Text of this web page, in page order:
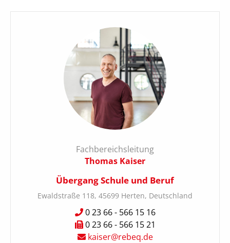
Fachbereichsleitung
Thomas Kaiser
Übergang Schule und Beruf
Ewaldstraße 118, 45699 Herten, Deutschland
0 23 66 - 566 15 16
0 23 66 - 566 15 21
kaiser@rebeq.de